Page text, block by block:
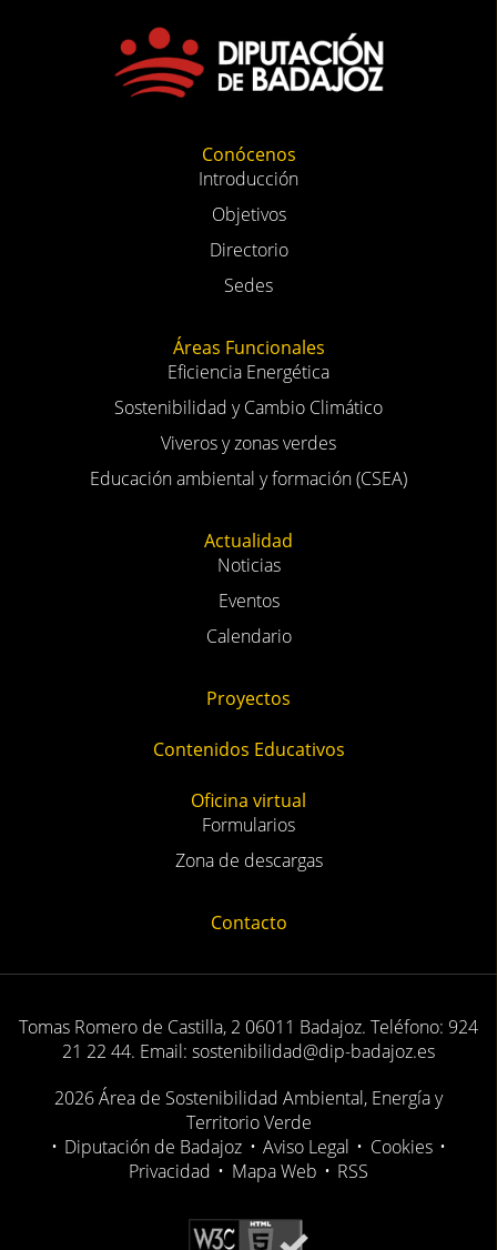
Conócenos
Introducción
Objetivos
Directorio
Sedes
Áreas Funcionales
Eficiencia Energética
Sostenibilidad y Cambio Climático
Viveros y zonas verdes
Educación ambiental y formación (CSEA)
Actualidad
Noticias
Eventos
Calendario
Proyectos
Contenidos Educativos
Oficina virtual
Formularios
Zona de descargas
Contacto
Tomas Romero de Castilla, 2 06011 Badajoz. Teléfono: 924
21 22 44. Email: sostenibilidad@dip-badajoz.es
2026 Área de Sostenibilidad Ambiental, Energía y
Territorio Verde
• Diputación de Badajoz • Aviso Legal • Cookies •
Privacidad • Mapa Web • RSS